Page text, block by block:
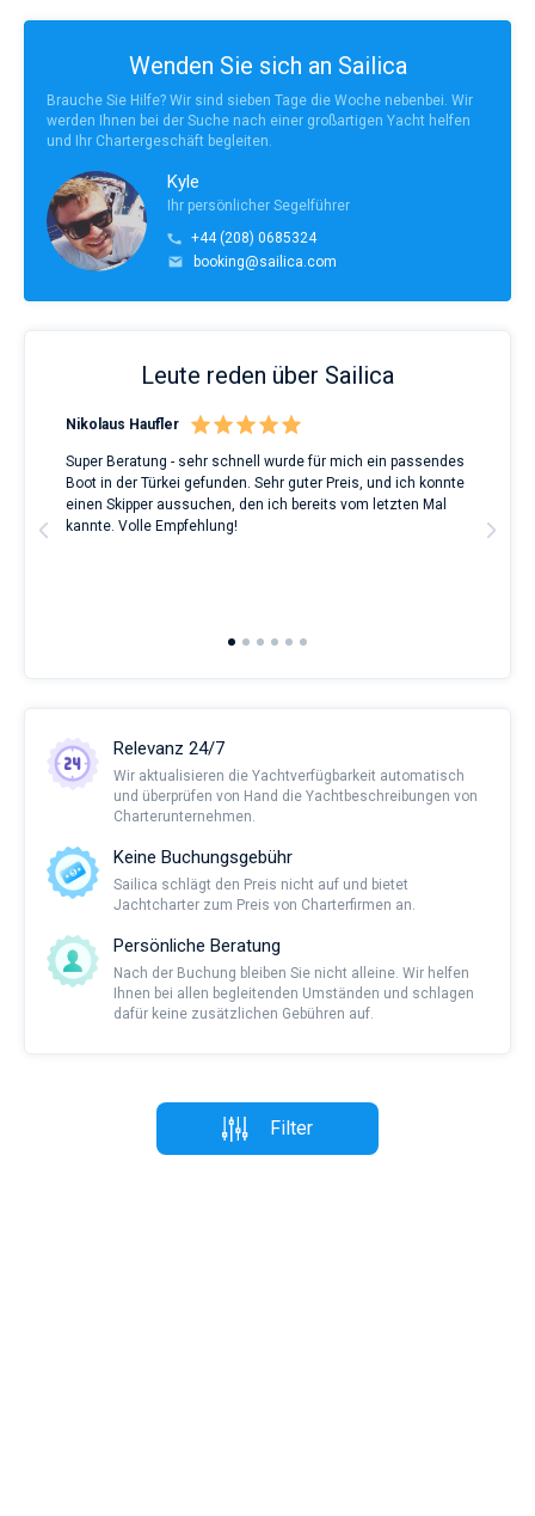
Wenden Sie sich an Sailica
Brauche Sie Hilfe? Wir sind sieben Tage die Woche nebenbei. Wir
werden Ihnen bei der Suche nach einer großartigen Yacht helfen
und Ihr Chartergeschäft begleiten.
Kyle
Ihr persönlicher Segelführer
+44 (208) 0685324
booking@sailica.com
Leute reden über Sailica
Nikolaus Haufler
Super Beratung - sehr schnell wurde für mich ein passendes
Boot in der Türkei gefunden. Sehr guter Preis, und ich konnte
einen Skipper aussuchen, den ich bereits vom letzten Mal
kannte. Volle Empfehlung!
Relevanz 24/7
Wir aktualisieren die Yachtverfügbarkeit automatisch
und überprüfen von Hand die Yachtbeschreibungen von
Charterunternehmen.
Keine Buchungsgebühr
Sailica schlägt den Preis nicht auf und bietet
Jachtcharter zum Preis von Charterfirmen an.
Persönliche Beratung
Nach der Buchung bleiben Sie nicht alleine. Wir helfen
Ihnen bei allen begleitenden Umständen und schlagen
dafür keine zusätzlichen Gebühren auf.
Filter